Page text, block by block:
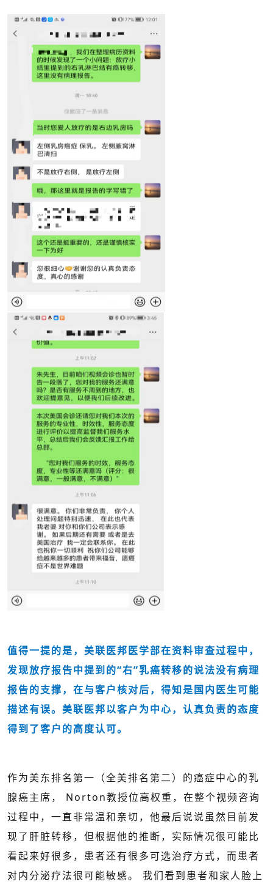
值得一提的是，美联医邦医学部在资料审查过程中，
发现放疗报告中提到的“右”乳癌转移的说法没有病理
报告的支撑，在与客户核对后，得知是国内医生可能
描述有误。美联医邦以客户为中心，认真负责的态度
得到了客户的高度认可。
作为美东排名第一（全美排名第二）的癌症中心的乳
腺癌主席， Norton教授位高权重，在整个视频咨询
过程中，一直非常温和亲切，他最后说说虽然目前发
现了肝脏转移，但根据他的推断，实际情况很可能比
看起来好很多，患者还有很多可选治疗方式，而患者
对内分泌疗法很可能敏感。 我们看到患者和家人脸上